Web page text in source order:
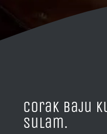
Corak Baju
Sulam.